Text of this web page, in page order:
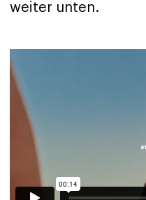
weiter unten.